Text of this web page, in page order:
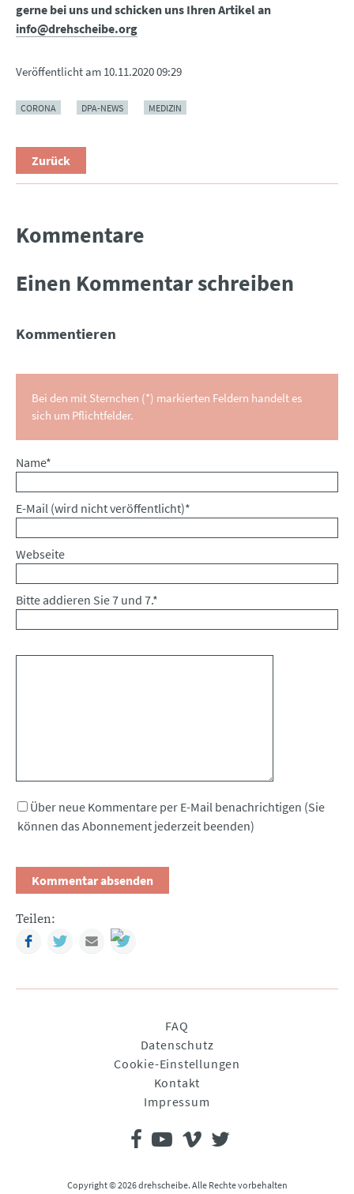
gerne bei uns und schicken uns Ihren Artikel an
info@drehscheibe.org
Veröffentlicht am 10.11.2020 09:29
CORONA DPA-NEWS MEDIZIN
Zurück
Kommentare
Einen Kommentar schreiben
Kommentieren
Bei den mit Sternchen (*) markierten Feldern handelt es
sich um Pflichtfelder.
Pflichtfeld
Name*
Pflichtfeld
E-Mail (wird nicht veröffentlicht)*
Webseite
Bitte addieren Sie 7 und 7.*
Über neue Kommentare per E-Mail benachrichtigen (Sie
können das Abonnement jederzeit beenden)
Teilen:
FacebookTwitterMail
FAQ
Datenschutz
Cookie-Einstellungen
Kontakt
Impressum
Copyright © 2026 drehscheibe. Alle Rechte vorbehalten